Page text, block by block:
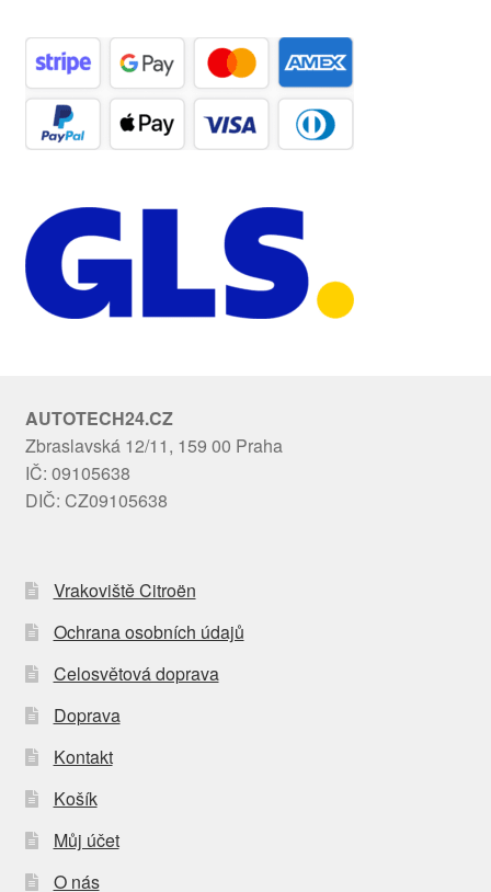
AUTOTECH24.CZ
Zbraslavská 12/11, 159 00 Praha
IČ: 09105638
DIČ: CZ09105638
Vrakoviště Citroën
Ochrana osobních údajů
Celosvětová doprava
Doprava
Kontakt
Košík
Můj účet
O nás